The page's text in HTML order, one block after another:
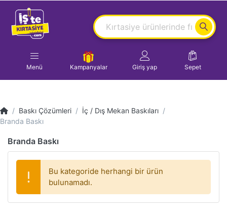
Menü Kampanyalar Giriş yap Sepet
Baskı Çözümleri
İç / Dış Mekan Baskıları
Branda Baskı
Branda Baskı
Bu kategoride herhangi bir ürün
bulunamadı.